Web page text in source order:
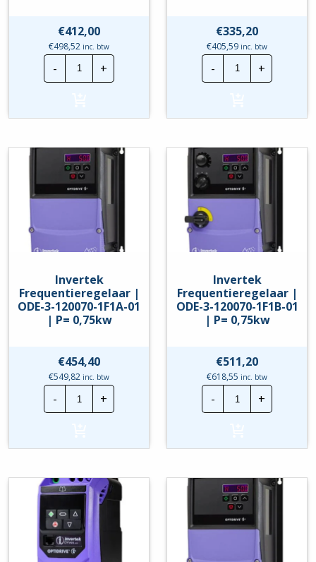
€412,00
€498,52 inc. btw
-
Invertek
Frequentieregelaar
|
120043-
P=0,75kw
hoeveelheid
+
€335,20
€405,59 inc. btw
-
Invertek
|
120070-
|
P=
0,75kw
hoeveelheid
+
Invertek
Frequentieregelaar |
ODE-3-120070-1F1A-01
| P= 0,75kw
€454,40
€549,82 inc. btw
-
Invertek
Frequentieregelaar
|
120070-
|
P=
0,75kw
hoeveelheid
+
Invertek
Frequentieregelaar |
ODE-3-120070-1F1B-01
| P= 0,75kw
€511,20
€618,55 inc. btw
-
Invertek
|
120070-
|
P=
0,75kw
hoeveelheid
+